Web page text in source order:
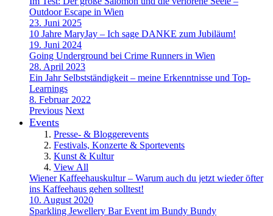
Outdoor Escape in Wien
23. Juni 2025
10 Jahre MaryJay – Ich sage DANKE zum Jubiläum!
19. Juni 2024
Going Underground bei Crime Runners in Wien
28. April 2023
Ein Jahr Selbstständigkeit – meine Erkenntnisse und Top-
Learnings
8. Februar 2022
Previous Next
Events
Presse- & Bloggerevents
Festivals, Konzerte & Sportevents
Kunst & Kultur
View All
Wiener Kaffeehauskultur – Warum auch du jetzt wieder öfter
ins Kaffeehaus gehen solltest!
10. August 2020
Sparkling Jewellery Bar Event im Bundy Bundy